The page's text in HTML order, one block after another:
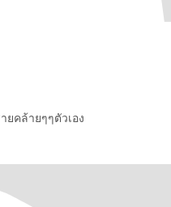
ายคล้ายๆๆตัวเอง